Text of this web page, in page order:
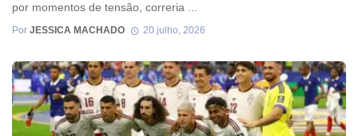
por momentos de tensão, correria ...
Por JESSICA MACHADO 20 julho, 2026